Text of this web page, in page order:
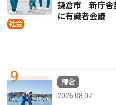
社会
鎌倉市 新庁舎
に有識者会議
9
鎌倉
2026.08.07